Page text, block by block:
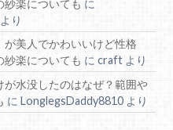
紗楽についても に
より
が美人でかわいいけど性格
紗楽についても にcraft より
が水没したのはなぜ？範囲や
にLonglegsDaddy8810 より